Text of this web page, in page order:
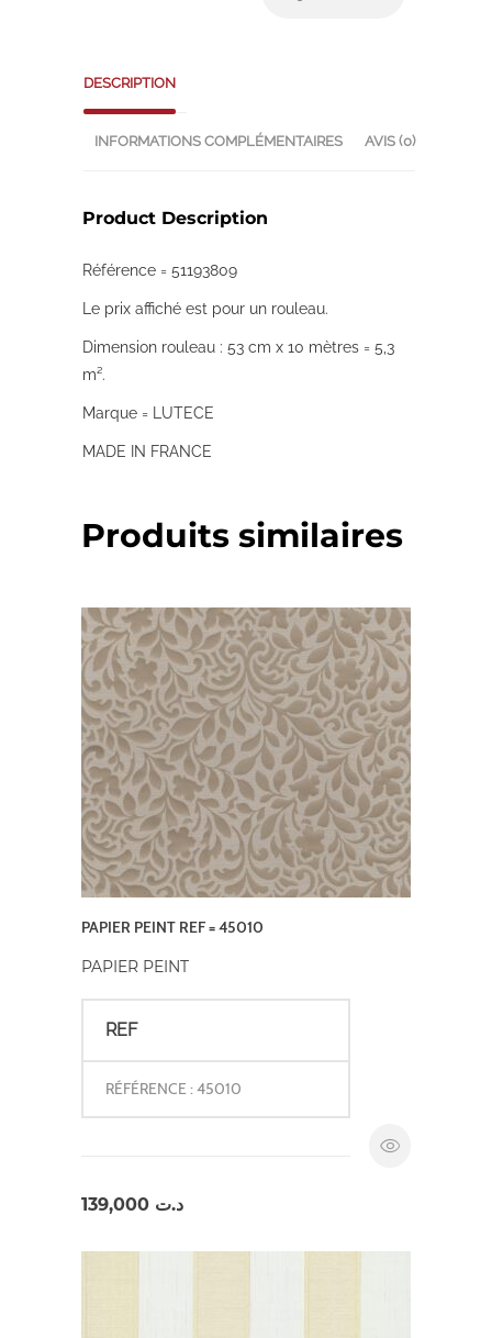
DESCRIPTION
INFORMATIONS COMPLÉMENTAIRES AVIS (0)
Product Description
Référence = 51193809
Le prix affiché est pour un rouleau.
Dimension rouleau : 53 cm x 10 mètres = 5,3
m².
Marque = LUTECE
MADE IN FRANCE
Produits similaires
PAPIER PEINT REF = 45010
PAPIER PEINT
REF
RÉFÉRENCE : 45010
د.ت